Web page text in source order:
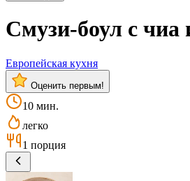
Смузи-боул с чиа
Европейская кухня
Оценить первым!
10 мин.
легко
1 порция